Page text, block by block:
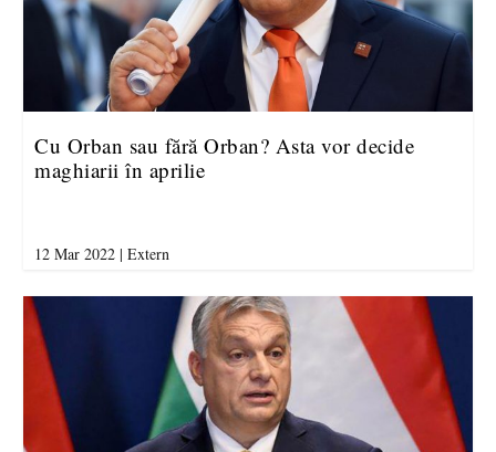
Cu Orban sau fără Orban? Asta vor decide
maghiarii în aprilie
12 Mar 2022 |Extern